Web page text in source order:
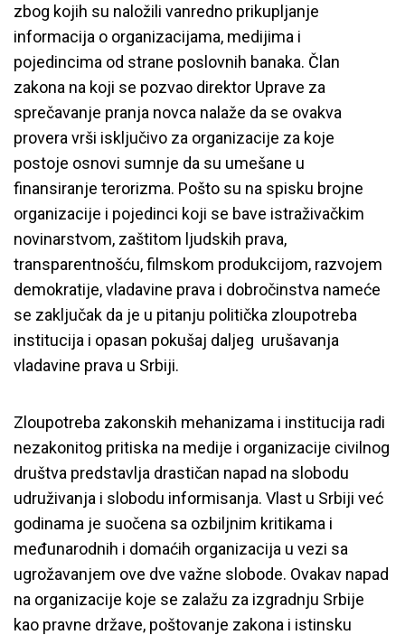
zbog kojih su naložili vanredno prikupljanje
informacija o organizacijama, medijima i
pojedincima od strane poslovnih banaka. Član
zakona na koji se pozvao direktor Uprave za
sprečavanje pranja novca nalaže da se ovakva
provera vrši isključivo za organizacije za koje
postoje osnovi sumnje da su umešane u
finansiranje terorizma. Pošto su na spisku brojne
organizacije i pojedinci koji se bave istraživačkim
novinarstvom, zaštitom ljudskih prava,
transparentnošću, filmskom produkcijom, razvojem
demokratije, vladavine prava i dobročinstva nameće
se zaključak da je u pitanju politička zloupotreba
institucija i opasan pokušaj daljeg urušavanja
vladavine prava u Srbiji.
Zloupotreba zakonskih mehanizama i institucija radi
nezakonitog pritiska na medije i organizacije civilnog
društva predstavlja drastičan napad na slobodu
udruživanja i slobodu informisanja. Vlast u Srbiji već
godinama je suočena sa ozbiljnim kritikama i
međunarodnih i domaćih organizacija u vezi sa
ugrožavanjem ove dve važne slobode. Ovakav napad
na organizacije koje se zalažu za izgradnju Srbije
kao pravne države, poštovanje zakona i istinsku